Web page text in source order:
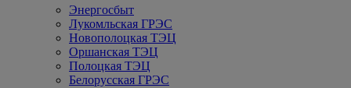
Энергосбыт
Лукомльская ГРЭС
Новополоцкая ТЭЦ
Оршанская ТЭЦ
Полоцкая ТЭЦ
Белорусская ГРЭС